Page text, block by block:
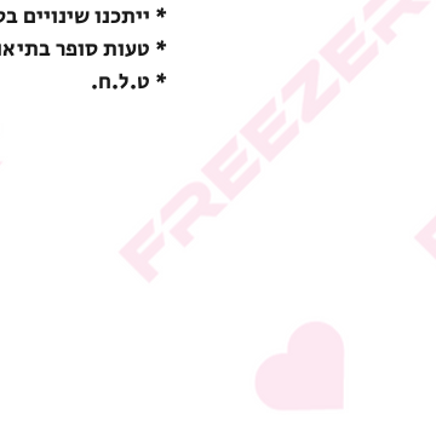
* ייתכנו שינויים
* טעות סופר
* ט.ל.ח.